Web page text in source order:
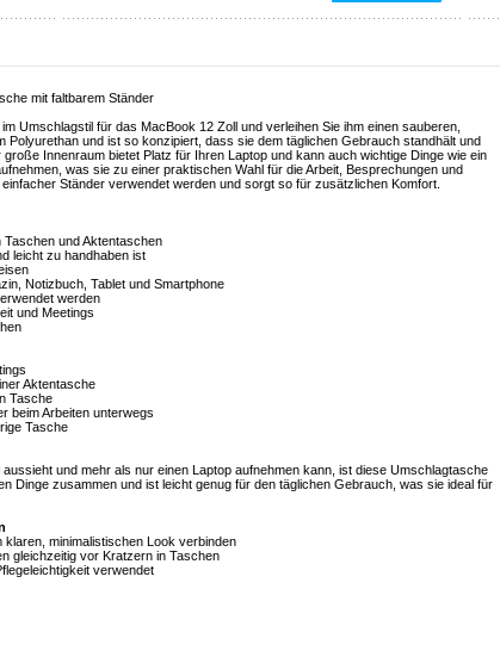
mit faltbarem Ständer
Umschlagstil für das MacBook 12 Zoll und verleihen Sie ihm einen sauberen,
und ist so konzipiert, dass sie dem täglichen Gebrauch standhält und
Innenraum bietet Platz für Ihren Laptop und kann auch wichtige Dinge wie ein
was sie zu einer praktischen Wahl für die Arbeit, Besprechungen und
Ständer verwendet werden und sorgt so für zusätzlichen Komfort.
und Aktentaschen
leicht zu handhaben ist
Notizbuch, Tablet und Smartphone
werden
und Meetings
Aktentasche
Tasche
beim Arbeiten unterwegs
Tasche
und mehr als nur einen Laptop aufnehmen kann, ist diese Umschlagtasche
Dinge zusammen und ist leicht genug für den täglichen Gebrauch, was sie ideal für
minimalistischen Look verbinden
gleichzeitig vor Kratzern in Taschen
verwendet